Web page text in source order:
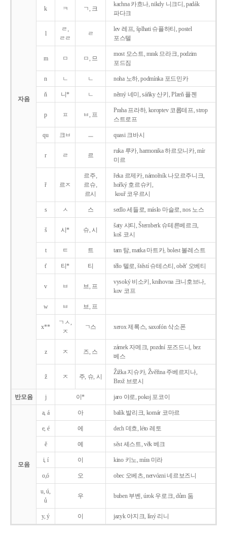
자음
k ㅋ ㄱ, 크
kachna 카흐나, nikdy 니크디, padák
파다크
l
ㄹ,
ㄹㄹ
ㄹ
lev 레프, šplhati 슈플하티, postel
포스텔
m ㅁ ㅁ, 므
most 모스트, mrak 므라크, podzim
포드짐
n ㄴ ㄴ noha 노하, podmínka 포드민카
ň 니* ㄴ němý 네미, sáňky 산키, Plzeň 플젠
p ㅍ ㅂ, 프
Praha 프라하, koroptev 코롭테프, strop
스트로프
qu 크ㅂ ㅡ quasi 크바시
r ㄹ 르
ruka 루카, harmonika 하르모니카, mír
미르
ř 르ㅈ
르주,
르슈,
르시
řeka 르제카, námořník 나모르주니크,
hořký 호르슈키,
kouř 코우르시
s ㅅ 스 sedlo 세들로, máslo 마슬로, nos 노스
š 시* 슈, 시
šaty 샤티, Šternberk 슈테른베르크,
koš 코시
t ㅌ 트 tam 탐, matka 마트카, bolest 볼레스트
t' 티* 티 tělo 텔로, štěstí 슈테스티, obět' 오베티
v ㅂ 브, 프
vysoký 비소키, knihovna 크니호브나,
kov 코프
w ㅂ 브, 프
x**
ㄱㅅ,
ㅈ
ㄱ스 xerox 제록스, saxofón 삭소폰
z ㅈ 즈, 스
zámek 자메크, pozdní 포즈드니, bez
베스
ž ㅈ 주, 슈, 시
Žižka 지슈카, Žvěřina 주베르지나,
Brož 브로시
반모음 j 이* jaro 야로, pokoj 포코이
모음
a, á 아 balík 발리크, komár 코마르
e, é 에 dech 데흐, léto 레토
ě 예 sěst 셰스트, věk 베크
i, í 이 kino 키노, míra 미라
o,ó 오 obec 오베츠, nervózni 네르보즈니
u, ú,
ů
우 buben 부벤, úrok 우로크, dům 둠
y, ý 이 jazyk야지크, líný 리니